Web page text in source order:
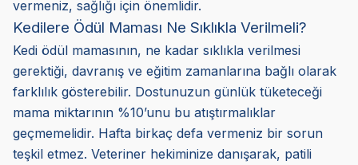
vermeniz, sağlığı için önemlidir.
Kedilere Ödül Maması Ne Sıklıkla Verilmeli?
Kedi ödül mamasının, ne kadar sıklıkla verilmesi
gerektiği, davranış ve eğitim zamanlarına bağlı olarak
farklılık gösterebilir. Dostunuzun günlük tüketeceği
mama miktarının %10’unu bu atıştırmalıklar
geçmemelidir. Hafta birkaç defa vermeniz bir sorun
teşkil etmez. Veteriner hekiminize danışarak, patili